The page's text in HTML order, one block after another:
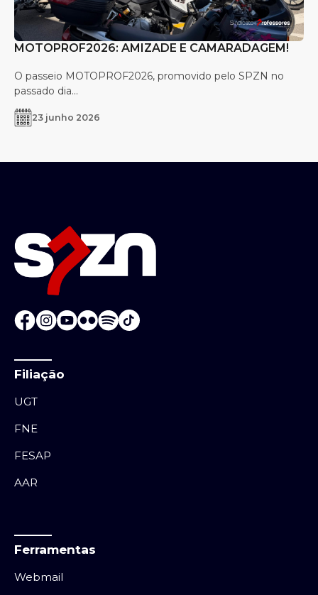
MOTOPROF2026: AMIZADE E CAMARADAGEM!
O passeio MOTOPROF2026, promovido pelo SPZN no
passado dia...
23 junho 2026
Filiação
UGT
FNE
FESAP
AAR
Ferramentas
Webmail